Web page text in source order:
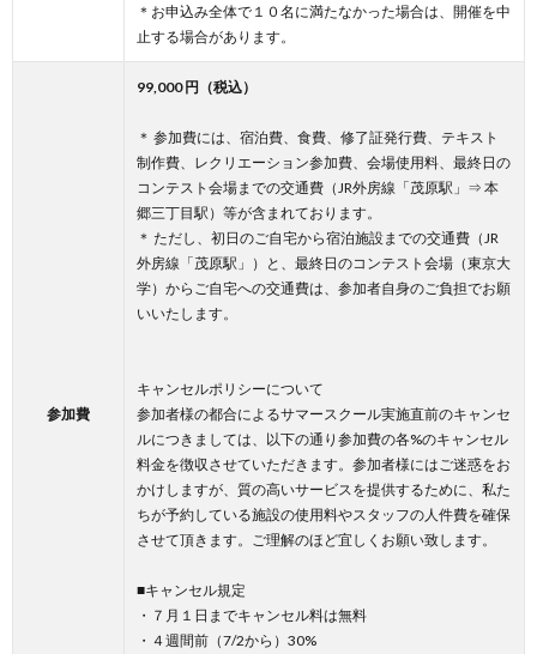
＊お申込み全体で１０名に満たなかった場合は、開催を中
止する場合があります。
参加費
99,000 円（税込）
＊ 参加費には、宿泊費、食費、修了証発行費、テキスト
制作費、レクリエーション参加費、会場使用料、最終日の
コンテスト会場までの交通費（JR外房線「茂原駅」⇒ 本
郷三丁目駅）等が含まれております。
＊ ただし、初日のご自宅から宿泊施設までの交通費（JR
外房線「茂原駅」）と、最終日のコンテスト会場（東京大
学）からご自宅への交通費は、参加者自身のご負担でお願
いいたします。
キャンセルポリシーについて
参加者様の都合によるサマースクール実施直前のキャンセ
ルにつきましては、以下の通り参加費の各%のキャンセル
料金を徴収させていただきます。参加者様にはご迷惑をお
かけしますが、質の高いサービスを提供するために、私た
ちが予約している施設の使用料やスタッフの人件費を確保
させて頂きます。ご理解のほど宜しくお願い致します。
■キャンセル規定
・７月１日までキャンセル料は無料
・４週間前（7/2から）30%